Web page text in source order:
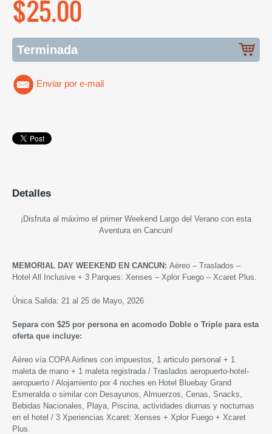
$25.00
Terminada
Enviar por e-mail
Detalles
¡Disfruta al máximo el primer Weekend Largo del Verano con esta
Aventura en Cancun!
MEMORIAL DAY WEEKEND EN CANCUN: Aéreo – Traslados –
Hotel All Inclusive + 3 Parques: Xenses – Xplor Fuego – Xcaret Plus.
Única Salida: 21 al 25 de Mayo, 2026
Separa con $25 por persona en acomodo Doble o Triple para esta
oferta que incluye:
Aéreo vía COPA Airlines con impuestos, 1 articulo personal + 1
maleta de mano + 1 maleta registrada / Traslados aeropuerto-hotel-
aeropuerto / Alojamiento por 4 noches en Hotel Bluebay Grand
Esmeralda o similar con Desayunos, Almuerzos, Cenas, Snacks,
Bebidas Nacionales, Playa, Piscina, actividades diurnas y nocturnas
en el hotel / 3 Xperiencias Xcaret: Xenses + Xplor Fuego + Xcaret
Plus.